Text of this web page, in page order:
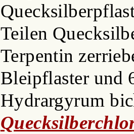
Teilen
Terpentin
Bleipflaster und
Hydrargyrum